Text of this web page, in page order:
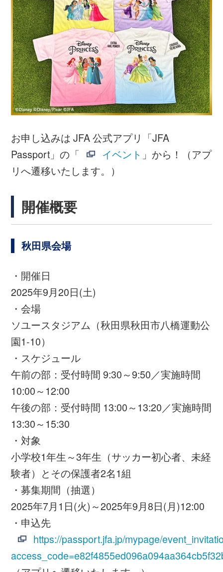
ソユースタジアム（秋田県秋田市八橋運動公
園1-10）
・スケジュール
午前の部：受付時間 9:30～9:50／実施時間
10:00～12:00
午後の部：受付時間 13:00～13:20／実施時間
13:30～15:30
・対象
小学校1年生～3年生（サッカー初心者、未経
験者）とその保護者2名1組
2025年7月1日(火)～2025年9月8日(月)12:00
・申込先
https://passport.jfa.jp/mypage/event_invitation_ticket/2511?
access_code=e82f4855ed096a094aa364cb5f32b5ea
・参加料
無料
参加者はお子様について、サッカー初心者・
未経験者および、女子サッカー普及の観点か
ら女子を優先の上、抽選で決定します。ま
た、同時期に近隣の会場での開催がある場
合、より多くの皆様にご参加いただけるよ
う、お申し込み・ご参加いただける会場を制
限させていただく場合があります。
当選者の抽選方法、応募受付の確認、当落選
等についてのご質問、お問い合わせは受け付
けておりません。当選の権利は当選者本人の
ものとし、当選の権利やプレゼントをインタ
ーネット等で第三者に譲渡・転売などをする
ことは一切禁止いたします。譲渡・転売され
た権利は無効となります。応募に関して不正
な行為や、本フェスティバルの趣旨に照らし
て適切でない行為があったとJFAが判断した
場合、当選を無効とする場合がございます。
本フェスティバル参加にあたって、万一の負
傷時の補償制度（傷害保険）をJFAにて設け
が、保険適用外の補償等については、一切責
任を負いかねますので、ご了承ください。